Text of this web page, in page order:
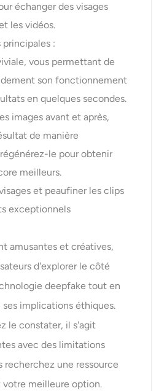
échanger des visages
les vidéos.
:
vous permettant de
son fonctionnement
en quelques secondes.
images avant et après,
de manière
le pour obtenir
meilleurs.
et peaufiner les clips
exceptionnels
amusantes et créatives,
d'explorer le côté
deepfake tout en
implications éthiques.
le constater, il s'agit
avec des limitations
recherchez une ressource
votre meilleure option.